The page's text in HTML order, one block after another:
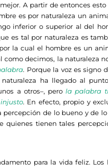
A partir de entonces
es por naturaleza un
inferior o superior al del
es tal por naturaleza es
la cual el hombre es un
decimos, la naturaleza
. Porque la voz es signo
ha llegado al
a otros–, pero la palabra
. En efecto, propio y
de lo bueno y de
quienes tienen tales
para la vida feliz. Los